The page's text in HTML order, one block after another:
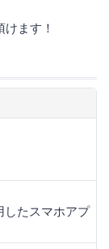
ます！
したスマホアプ